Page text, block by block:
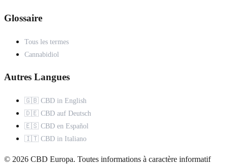
Glossaire
Tous les termes
Cannabidiol
Autres Langues
🇬🇧 CBD in English
🇩🇪 CBD auf Deutsch
🇪🇸 CBD en Español
🇮🇹 CBD in Italiano
© 2026 CBD Europa. Toutes informations à caractère informatif